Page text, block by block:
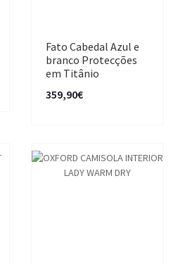
Fato Cabedal Azul e
branco Protecções
em Titânio
359,90€